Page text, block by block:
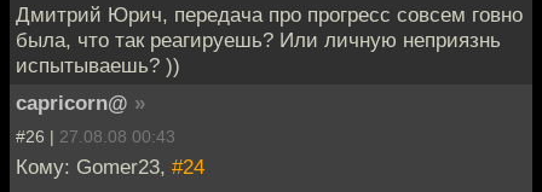
Дмитрий Юрич, передача про прогресс совсем говно
была, что так реагируешь? Или личную неприязнь
испытываешь? ))
capricorn@ »
#26 | 27.08.08 00:43
Кому: Gomer23, #24